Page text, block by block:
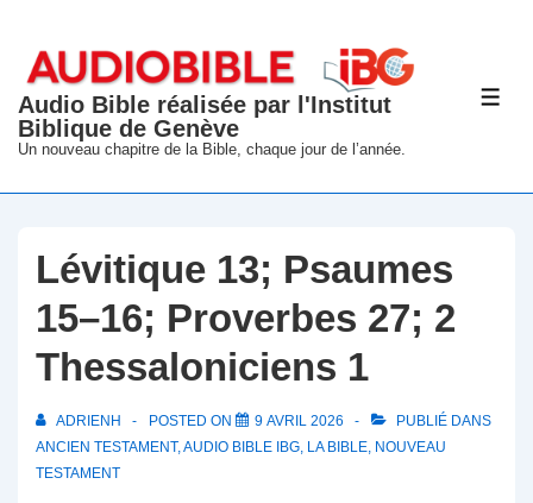
passer
contenu
principal
Audio Bible réalisée par l'Institut
Biblique de Genève
Un nouveau chapitre de la Bible, chaque jour de l’année.
Lévitique 13; Psaumes
15–16; Proverbes 27; 2
Thessaloniciens 1
ADRIENH POSTED ON 9 AVRIL 2026
PUBLIÉ DANS
ANCIEN TESTAMENT,AUDIO BIBLE IBG, LA BIBLE, NOUVEAU
TESTAMENT